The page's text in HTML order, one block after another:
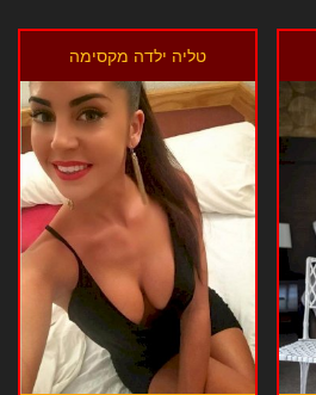
טליה ילדה מקסימה